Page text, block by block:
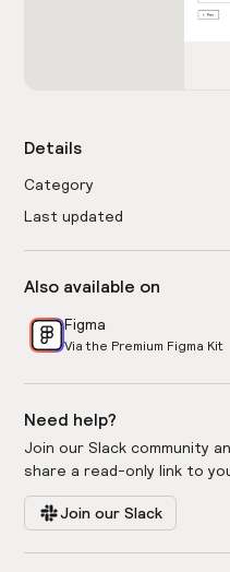
Details
Category
Last updated
Also available on
Figma
Via the Premium Figma Kit
Need help?
Join our Slack community
share a read-only link to
Join our Slack